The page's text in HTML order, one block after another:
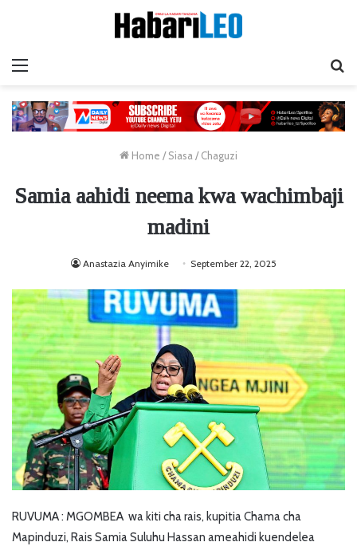
Home / Siasa/ Chaguzi
Samia aahidi neema kwa wachimbaji
madini
Anastazia Anyimike September 22, 2025
RUVUMA : MGOMBEA wa kiti cha rais, kupitia Chama cha
Mapinduzi, Rais Samia Suluhu Hassan ameahidi kuendelea